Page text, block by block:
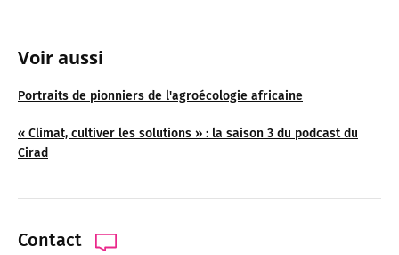
Voir aussi
Portraits de pionniers de l'agroécologie africaine
« Climat, cultiver les solutions » : la saison 3 du podcast du
Cirad
Contact